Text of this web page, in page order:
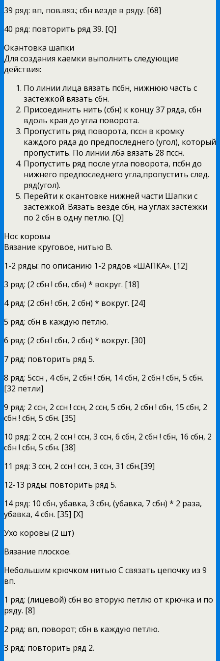
39 ряд: вп, пов.вяз.; сбн везде в ряду. [68]
40 ряд: повторить ряд 39. [Q]
Окантовка шапки
Для создания каемки выполнить следующие
действия:
По линии лица вязать псбн, нижнюю часть с
застежкой вязать сбн.
Присоединить нить (сбн) к концу 37 ряда, сбн
вдоль края до угла поворота.
Пропустить ряд поворота, пссн в кромку
каждого ряда до предпоследнего (угол), который
пропустить. По линии лба вязать 28 пссн.
Пропустить ряд после угла поворота, псбн до
нижнего предпоследнего угла,пропустить след.
ряд(угол).
Перейти к окантовке нижней части Шапки с
застежкой. Вязать везде сбн, на углах застежки
по 2 сбн в одну петлю. [Q]
Нос коровы
Вязание круговое, нитью В.
1-2 ряды: по описанию 1-2 рядов «ШАПКА». [12]
3 ряд: (2 сбн ! сбн, сбн) * вокруг. [18]
4 ряд: (2 сбн ! сбн, 2 сбн) * вокруг. [24]
5 ряд: сбн в каждую петлю.
6 ряд: (2 сбн ! сбн, 2 сбн) * вокруг. [30]
7 ряд: повторить ряд 5.
8 ряд: 5ссн , 4 сбн, 2 сбн ! сбн, 14 сбн, 2 сбн ! сбн, 5 сбн.
[32 петли]
9 ряд: 2 ссн, 2 ссн ! ссн, 2 ссн, 5 сбн, 2 сбн ! сбн, 15 сбн, 2
сбн ! сбн, 5 сбн. [35]
10 ряд: 2 ссн, 2 ссн ! ссн, 3 ссн, 6 сбн, 2 сбн ! сбн, 16 сбн, 2
сбн ! сбн, 5 сбн. [38]
11 ряд: 3 ссн, 2 ссн ! ссн, 3 ссн, 31 сбн.[39]
12-13 ряды: повторить ряд 5.
14 ряд: 10 сбн, убавка, 3 сбн, (убавка, 7 сбн) * 2 раза,
убавка, 4 сбн. [35] [Х]
Ухо коровы (2 шт)
Вязание плоское.
Небольшим крючком нитью С связать цепочку из 9
вп.
1 ряд: (лицевой) сбн во вторую петлю от крючка и по
ряду. [8]
2 ряд: вп, поворот; сбн в каждую петлю.
3 ряд: повторить ряд 2.